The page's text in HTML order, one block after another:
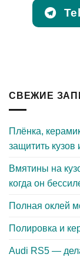
СВЕЖИЕ
Плёнка,
защитить кузов
Вмятины на
когда он
Полная оклей
Полировка и
Audi RS5 —